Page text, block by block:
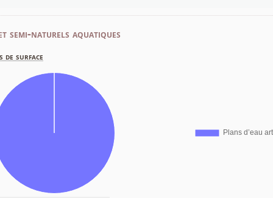
semi-naturels aquatiques
de surface